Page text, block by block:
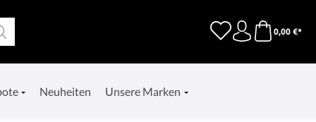
0,00 €*
Neuheiten Unsere Marken